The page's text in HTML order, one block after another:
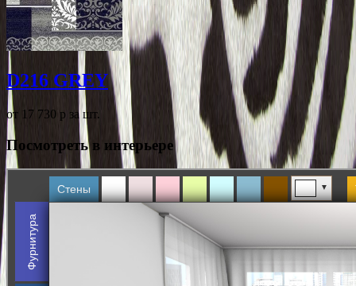
D216 GREY
от 17 730 p за шт.
Посмотреть в интерьере